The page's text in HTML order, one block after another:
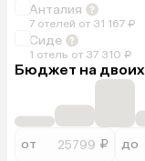
Анталия
7 отелей от 31 167 ₽
Сиде
1 отель от 37 310 ₽
Бюджет на двоих
от ₽ до